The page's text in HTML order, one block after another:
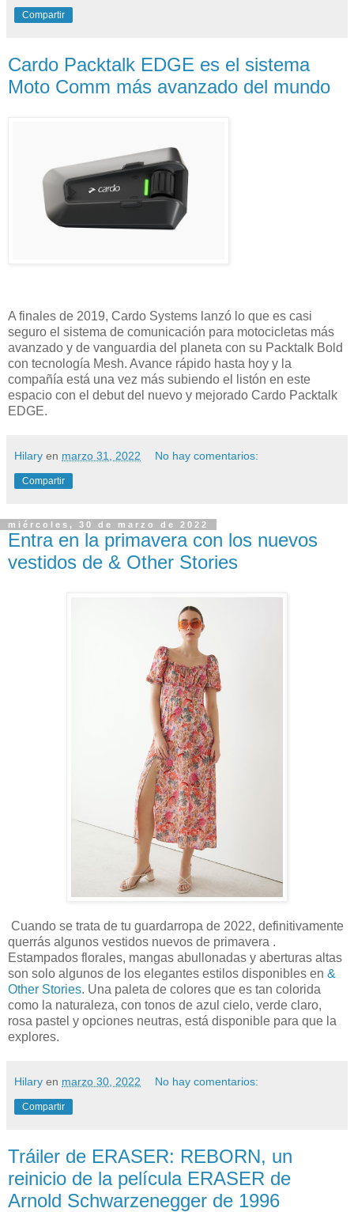
Compartir
Cardo Packtalk EDGE es el sistema
Moto Comm más avanzado del mundo
A finales de 2019, Cardo Systems lanzó lo que es casi
seguro el sistema de comunicación para motocicletas más
avanzado y de vanguardia del planeta con su Packtalk Bold
con tecnología Mesh. Avance rápido hasta hoy y la
compañía está una vez más subiendo el listón en este
espacio con el debut del nuevo y mejorado Cardo Packtalk
EDGE.
Hilary en marzo 31, 2022 No hay comentarios:
Compartir
miércoles, 30 de marzo de 2022
Entra en la primavera con los nuevos
vestidos de & Other Stories
Cuando se trata de tu guardarropa de 2022, definitivamente
querrás algunos vestidos nuevos de primavera .
Estampados florales, mangas abullonadas y aberturas altas
son solo algunos de los elegantes estilos disponibles en &
Other Stories. Una paleta de colores que es tan colorida
como la naturaleza, con tonos de azul cielo, verde claro,
rosa pastel y opciones neutras, está disponible para que la
explores.
Hilary en marzo 30, 2022 No hay comentarios:
Compartir
Tráiler de ERASER: REBORN, un
reinicio de la película ERASER de
Arnold Schwarzenegger de 1996